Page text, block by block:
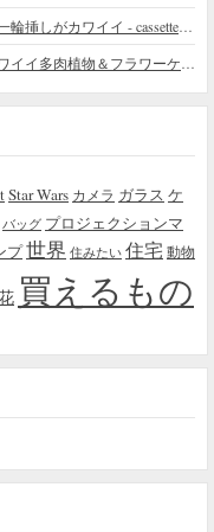
Star Wars カメラ ガラス ケ
バッグ プロジェクションマ
プ世界 住みたい 住宅 動物
買えるもの